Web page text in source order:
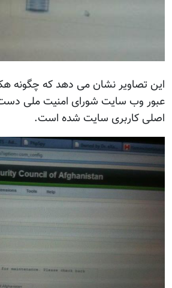
این تصاویر نشان می دهد که چگونه
عبور وب سایت شورای امنیت ملی دست
اصلی کاربری سایت شده است.